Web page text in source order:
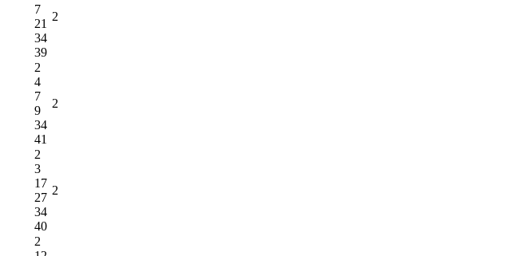
7
21
34
39
2
2
4
7
9
34
41
2
2
3
17
27
34
40
2
2